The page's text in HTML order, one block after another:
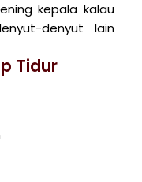
kepala kalau
denyut lain
Tidur